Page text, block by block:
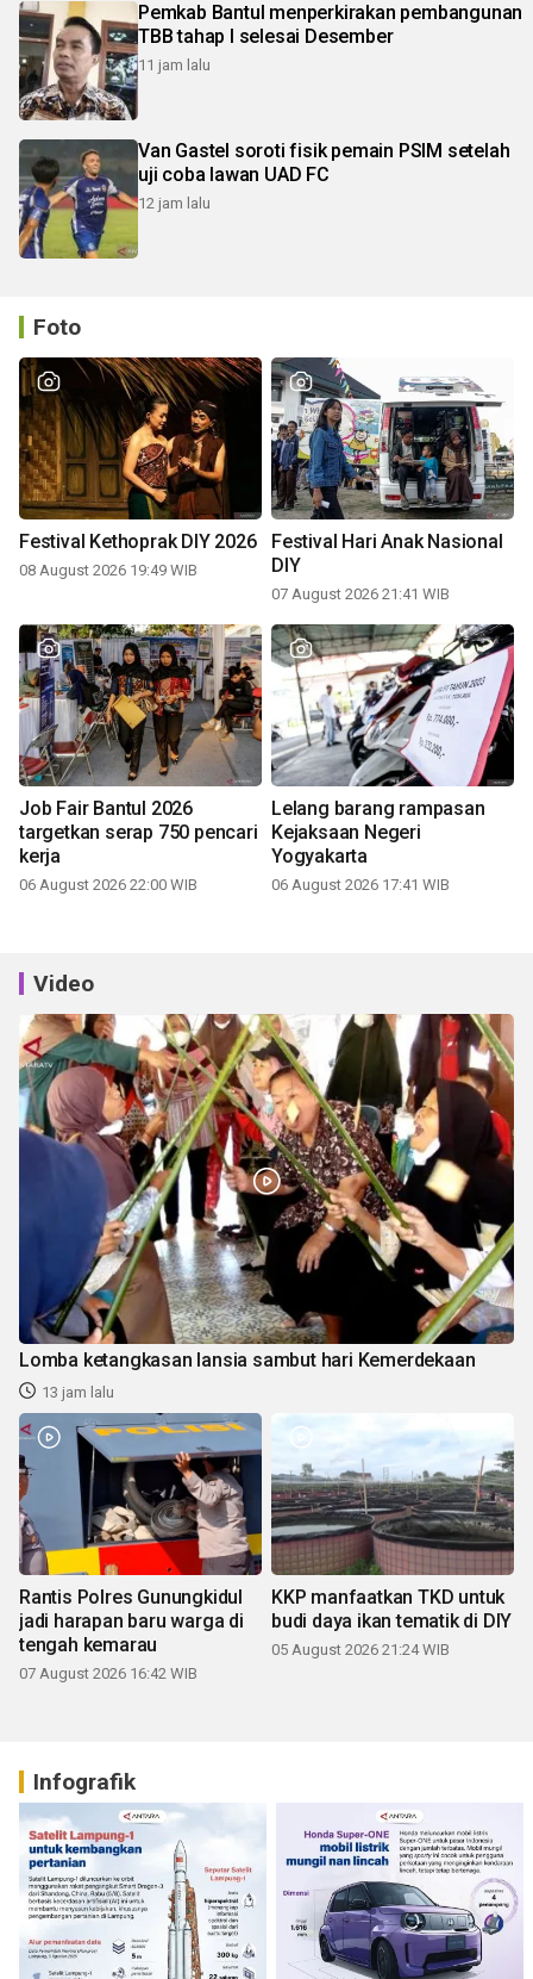
Pemkab Bantul menperkirakan pembangunan
TBB tahap I selesai Desember
11 jam lalu
Van Gastel soroti fisik pemain PSIM setelah
uji coba lawan UAD FC
12 jam lalu
Foto
Festival Kethoprak DIY 2026
08 August 2026 19:49 WIB
Festival Hari Anak Nasional
DIY
07 August 2026 21:41 WIB
Job Fair Bantul 2026
targetkan serap 750 pencari
kerja
06 August 2026 22:00 WIB
Lelang barang rampasan
Kejaksaan Negeri
Yogyakarta
06 August 2026 17:41 WIB
Video
Lomba ketangkasan lansia sambut hari Kemerdekaan
13 jam lalu
Rantis Polres Gunungkidul
jadi harapan baru warga di
tengah kemarau
07 August 2026 16:42 WIB
KKP manfaatkan TKD untuk
budi daya ikan tematik di DIY
05 August 2026 21:24 WIB
Infografik